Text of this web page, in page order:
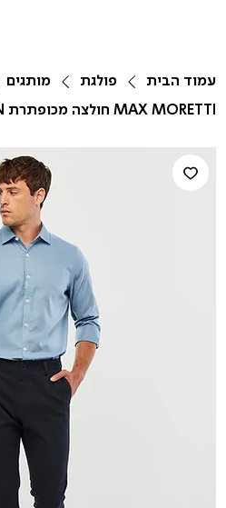
עמוד הבית פולגת
מותגים
MAX MORETTI חולצה מכופתרת NON IRON מודרן פיט